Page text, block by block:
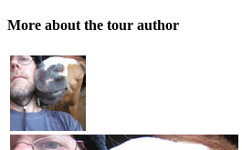
More about the tour author